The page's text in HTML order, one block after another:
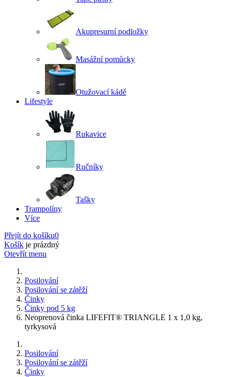
Akupresurní podložky
Masážní pomůcky
Otužovací kádě
Lifestyle
Rukavice
Ručníky
Tašky
Trampolíny
Více
Přejít do košíku0
Košík je prázdný
Otevřít menu
Posilování
Posilování se zátěží
Činky
Činky pod 5 kg
Neoprenová činka LIFEFIT® TRIANGLE 1 x 1,0 kg,
tyrkysová
Posilování
Posilování se zátěží
Činky